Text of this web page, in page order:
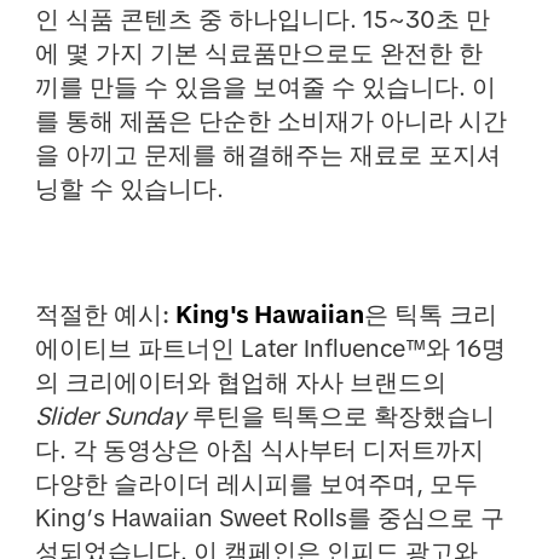
인 식품 콘텐츠 중 하나입니다. 15~30초 만
에 몇 가지 기본 식료품만으로도 완전한 한
끼를 만들 수 있음을 보여줄 수 있습니다. 이
를 통해 제품은 단순한 소비재가 아니라 시간
을 아끼고 문제를 해결해주는 재료로 포지셔
닝할 수 있습니다.
적절한 예시: King's Hawaiian은 틱톡 크리
에이티브 파트너인 Later Influence™와 16명
의 크리에이터와 협업해 자사 브랜드의
Slider Sunday루틴을 틱톡으로 확장했습니
다. 각 동영상은 아침 식사부터 디저트까지
다양한 슬라이더 레시피를 보여주며, 모두
King’s Hawaiian Sweet Rolls를 중심으로 구
성되었습니다. 이 캠페인은 인피드 광고와